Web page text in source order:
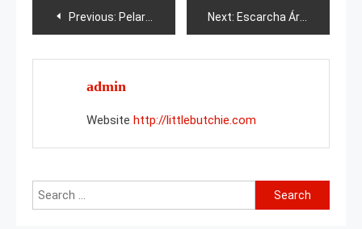
Post
navigation
Previous: Pelargonium Mariposa de bronce Next: Escarcha Ártica Violeta
admin
Website http://littlebutchie.com
Search
for: